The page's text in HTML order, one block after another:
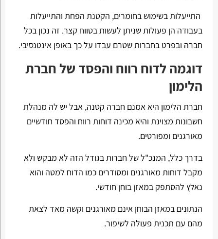
התייעלות בשימוש בחומרים, הקטנת הפחת והתייעלות
בעבודה הן פעולות שניתן לעשות בטווח קצר. זה נכון בכל
חברה ובפרט בחברות שטרם עבדו על כך באופן אינטנסיבי.
דוגמה לדוח רווח והפסד של חברת
הלימון
חברת הלימון היא אמנם חברה קטנה, אבל יש לה מנהלת
חשבונות מצוינת והיא מכינה דוחות רווח והפסד חודשיים
מאורגנים ומפורטים.
בדרך כלל, המנכ"ל של חברות בגודל הזה לא מבקש ולא
מקבל דוחות מאורגנים ומסודרים כמו הדוח למטה והוא
נאלץ להסתפק במאזן בוחן חודשי.
הנתונים במאזן הבוחן אינם מאורגנים וקשה מאד לצאת
מהם עם תכנית פעולה לשיפור.